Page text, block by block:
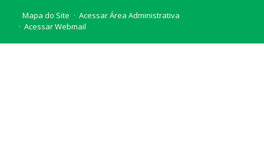
Mapa do Site
Acessar Área Administrativa
Acessar Webmail